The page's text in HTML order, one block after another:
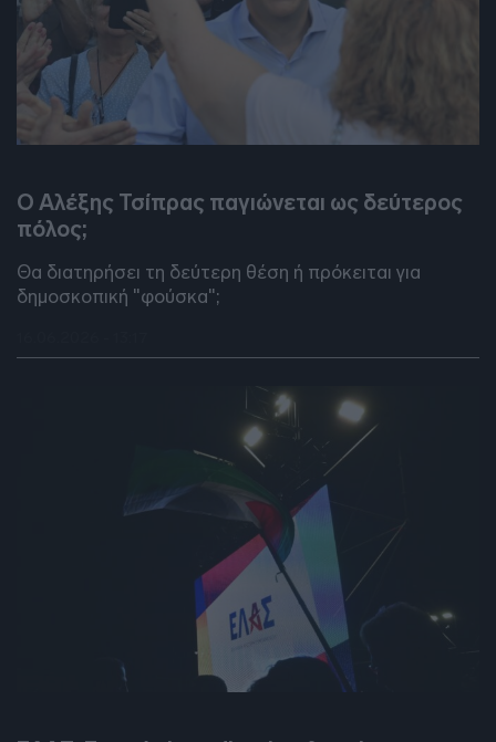
Ο Αλέξης Τσίπρας παγιώνεται ως δεύτερος
πόλος;
Θα διατηρήσει τη δεύτερη θέση ή πρόκειται για
δημοσκοπική "φούσκα";